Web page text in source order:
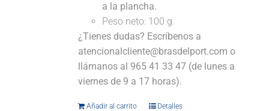
a la plancha.
Peso neto: 100 g.
¿Tienes dudas? Escríbenos a
atencionalcliente@brasdelport.com o
llámanos al 965 41 33 47 (de lunes a
viernes de 9 a 17 horas).
Añadir al carrito Detalles